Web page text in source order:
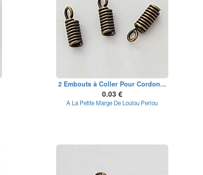
2 Embouts à Coller Pour Cordon...
0.03 €
A La Petite Marge De Loulou Perlou